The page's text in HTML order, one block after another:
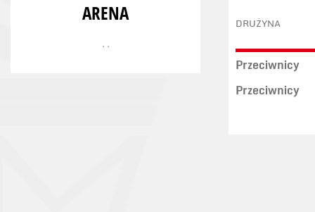
ARENA
, ,
DRUŻYNA
Przeciwnicy
Przeciwnicy